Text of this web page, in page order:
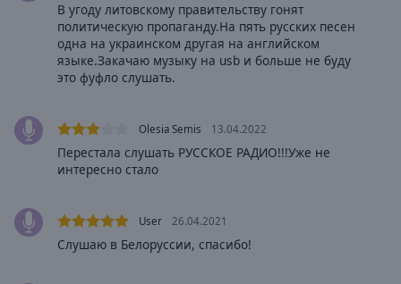
Done
Close
Modal
dialog
window.
В угоду литовскому правительству гонят
политическую пропаганду.На пять русских песен
одна на украинском другая на английском
языке.Закачаю музыку на usb и больше не буду
это фуфло слушать.
Olesia Semis 13.04.2022
Перестала слушать РУССКОЕ РАДИО!!!Уже не
интересно стало
User 26.04.2021
Слушаю в Белоруссии, спасибо!